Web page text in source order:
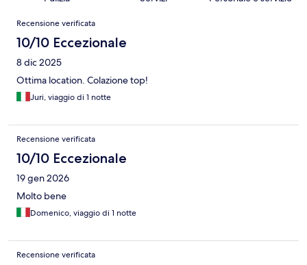
Recensioni
Recensione verificata
10/10 Eccezionale
8 dic 2025
Ottima location. Colazione top!
Juri, viaggio di 1 notte
Recensione verificata
10/10 Eccezionale
19 gen 2026
Molto bene
Domenico, viaggio di 1 notte
Recensione verificata